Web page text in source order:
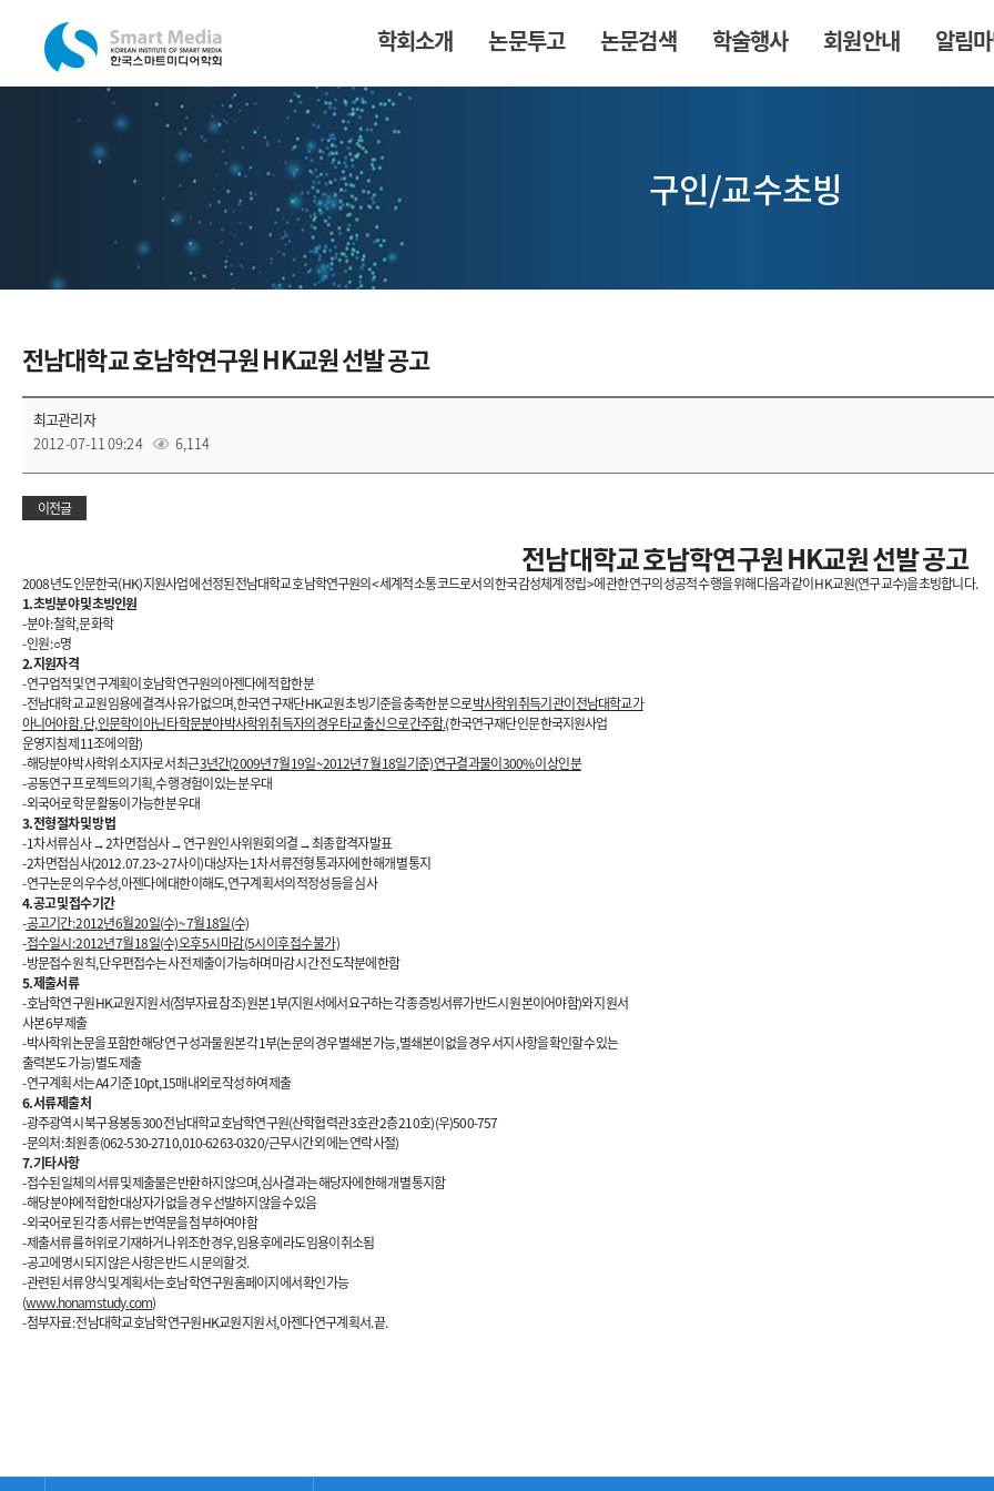
학회소개 논문투고 논문검색 학술행사 회원안내 알림
구인/교수초빙
전남대학교 호남학연구원 HK교원 선발 공고
최고관리자
2012-07-11 09:24
6,114
이전글
전남대학교 호남학연구원 HK교원 선발 공고
2008년도 인문한국(HK) 지원사업에 선정된 전남대학교 호남학연구원의 <세계적 소통 코드로서의 한국 감성체계 정립>에 관한 연구의 성공적 수행을 위해 다음과 같이 HK교원(연구교수)을 초빙합니다.
1. 초빙분야 및 초빙인원
- 분야 : 철학, 문화학
- 인원 : ○명
2. 지원자격
- 연구업적 및 연구계획이 호남학연구원의 아젠다에 적합한 분
- 전남대학교 교원 임용에 결격사유가 없으며, 한국연구재단 HK교원 초빙기준을 충족한 분으로박사학위 취득기관이 전남대학교가
아니어야 함. 단, 인문학이 아닌 타학문분야 박사학위 취득자의 경우 타교 출신으로 간주함.(한국연구재단 인문한국지원사업
운영지침 제11조에 의함)
- 해당분야 박사학위 소지자로서 최근3년간(2009년 7월 19일~2012년 7월 18일 기준) 연구결과물이 300% 이상인 분
- 공동연구 프로젝트의 기획, 수행 경험이 있는 분 우대
- 외국어로 학문 활동이 가능한 분 우대
3. 전형 절차 및 방법
- 1차 서류심사 → 2차 면접심사 → 연구원 인사위원회 의결 → 최종합격자 발표
- 2차 면접심사(2012. 07. 23~27 사이) 대상자는 1차 서류전형 통과자에 한해 개별 통지
- 연구논문의 우수성, 아젠다에 대한 이해도, 연구계획서의 적정성 등을 심사
4. 공고 및 접수기간
-공고기간 : 2012년 6월 20일(수) ~ 7월 18일(수)
-접수일시 : 2012년 7월 18일(수) 오후 5시 마감(5시 이후 접수 불가)
- 방문접수 원칙, 단 우편접수는 사전 제출이 가능하며 마감 시간 전 도착분에 한함
5. 제출서류
- 호남학연구원 HK교원 지원서(첨부자료 참조) 원본 1부(지원서에서 요구하는 각종 증빙서류가 반드시 원본이어야 함)와 지원서
사본 6부 제출
-박사학위논문을 포함한 해당 연구 성과물 원본 각 1부(논문의 경우 별쇄본 가능, 별쇄본이 없을 경우 서지사항을 확인할 수 있는
출력본도 가능) 별도 제출
- 연구계획서는 A4 기준 10pt, 15매 내외로 작성하여 제출
6. 서류 제출처
- 광주광역시 북구 용봉동 300 전남대학교 호남학연구원(산학협력관 3호관 2층 210호) (우)500-757
- 문의처 : 최원종 (062-530-2710, 010-6263-0320/근무시간 외에는 연락 사절)
7. 기타 사항
- 접수된 일체의 서류 및 제출물은 반환하지 않으며, 심사결과는 해당자에 한해 개별 통지함
- 해당 분야에 적합한 대상자가 없을 경우 선발하지 않을 수 있음
- 외국어로 된 각종 서류는 번역문을 첨부하여야 함
- 제출서류를 허위로 기재하거나 위조한 경우, 임용 후에라도 임용이 취소됨
- 공고에 명시되지 않은 사항은 반드시 문의할 것.
- 관련된 서류양식 및 계획서는 호남학연구원 홈페이지에서 확인 가능
(www.honamstudy.com)
-첨부자료 : 전남대학교 호남학연구원 HK교원 지원서, 아젠다 연구계획서. 끝.